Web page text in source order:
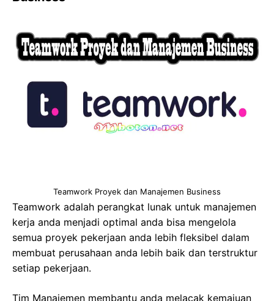
Teamwork Proyek dan Manajemen Business
Teamwork adalah perangkat lunak untuk manajemen
kerja anda menjadi optimal anda bisa mengelola
semua proyek pekerjaan anda lebih fleksibel dalam
membuat perusahaan anda lebih baik dan terstruktur
setiap pekerjaan.
Tim Manajemen membantu anda melacak kemajuan